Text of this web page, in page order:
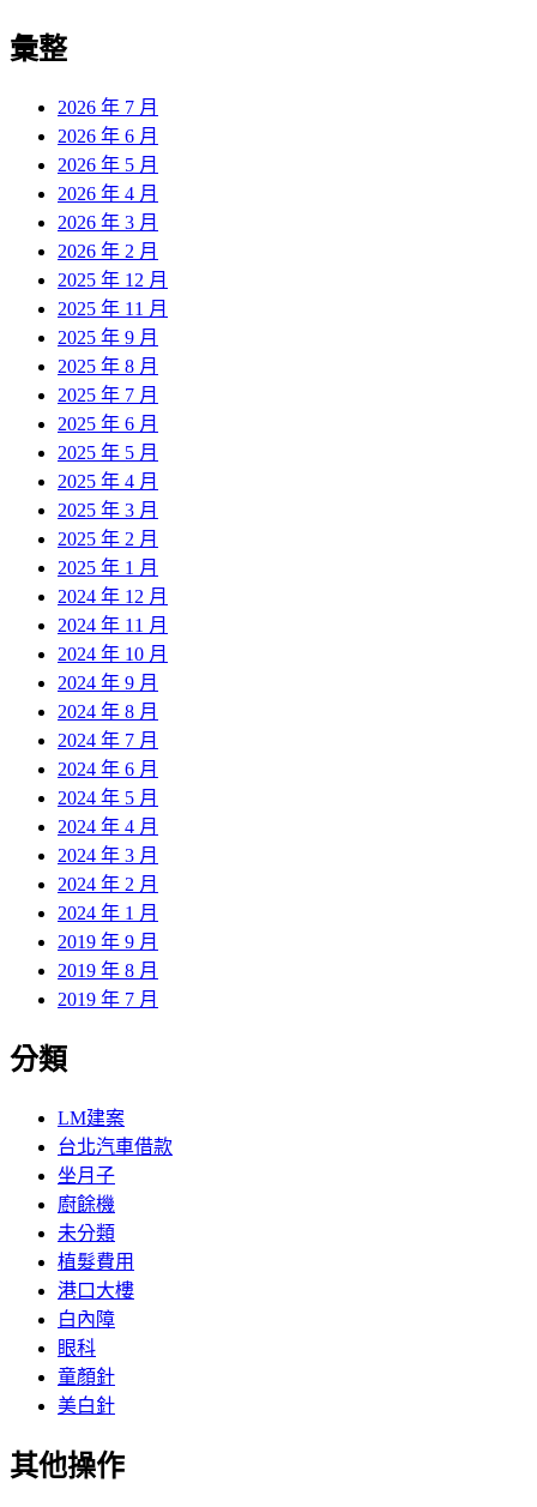
彙整
2026 年 7 月
2026 年 6 月
2026 年 5 月
2026 年 4 月
2026 年 3 月
2026 年 2 月
2025 年 12 月
2025 年 11 月
2025 年 9 月
2025 年 8 月
2025 年 7 月
2025 年 6 月
2025 年 5 月
2025 年 4 月
2025 年 3 月
2025 年 2 月
2025 年 1 月
2024 年 12 月
2024 年 11 月
2024 年 10 月
2024 年 9 月
2024 年 8 月
2024 年 7 月
2024 年 6 月
2024 年 5 月
2024 年 4 月
2024 年 3 月
2024 年 2 月
2024 年 1 月
2019 年 9 月
2019 年 8 月
2019 年 7 月
分類
LM建案
台北汽車借款
坐月子
廚餘機
未分類
植髮費用
港口大樓
白內障
眼科
童顏針
美白針
其他操作